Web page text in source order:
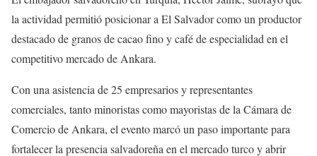
la actividad permitió posicionar a El Salvador como un productor
destacado de granos de cacao fino y café de especialidad en el
competitivo mercado de Ankara.
Con una asistencia de 25 empresarios y representantes
comerciales, tanto minoristas como mayoristas de la Cámara de
Comercio de Ankara, el evento marcó un paso importante para
fortalecer la presencia salvadoreña en el mercado turco y abrir